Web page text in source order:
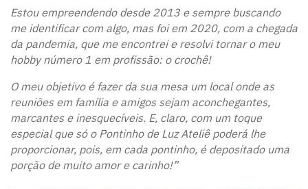
Estou empreendendo desde 2013 e sempre buscando
me identificar com algo, mas foi em 2020, com a chegada
da pandemia, que me encontrei e resolvi tornar o meu
hobby número 1 em profissão: o crochê!
O meu objetivo é fazer da sua mesa um local onde as
reuniões em família e amigos sejam aconchegantes,
marcantes e inesquecíveis. E, claro, com um toque
especial que só o Pontinho de Luz Ateliê poderá lhe
proporcionar, pois, em cada pontinho, é depositado uma
porção de muito amor e carinho!”